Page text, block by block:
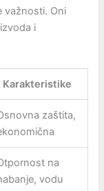
važnosti. Oni
i
Karakteristike
zaštita,
na
vodu